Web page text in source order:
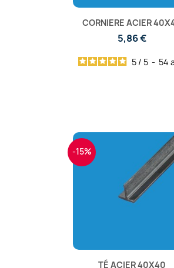
CORNIERE ACIER
5,86 €
5 / 5 - 54
TÉ ACIER 40X40
-15%